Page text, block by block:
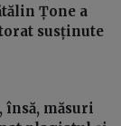
Țone a
susținute
însă, măsuri